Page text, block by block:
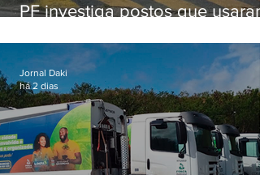
PF investiga postos que usaram
secretário morto em 2020
Jornal Daki
há 2 dias